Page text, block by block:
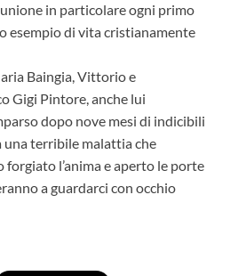
in particolare ogni primo
esempio di vita cristianamente
Baingia, Vittorio e
Gigi Pintore, anche lui
dopo nove mesi di indicibili
una terribile malattia che
forgiato l’anima e aperto le porte
a guardarci con occhio